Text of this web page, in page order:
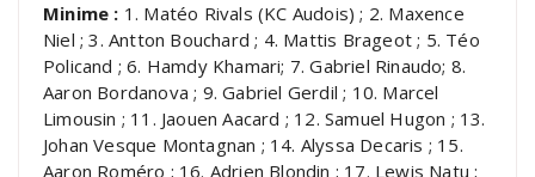
Minime : 1. Matéo Rivals (KC Audois) ; 2. Maxence
Niel ; 3. Antton Bouchard ; 4. Mattis Brageot ; 5. Téo
Policand ; 6. Hamdy Khamari; 7. Gabriel Rinaudo; 8.
Aaron Bordanova ; 9. Gabriel Gerdil ; 10. Marcel
Limousin ; 11. Jaouen Aacard ; 12. Samuel Hugon ; 13.
Johan Vesque Montagnan ; 14. Alyssa Decaris ; 15.
Aaron Roméro ; 16. Adrien Blondin ; 17. Lewis Natu ;